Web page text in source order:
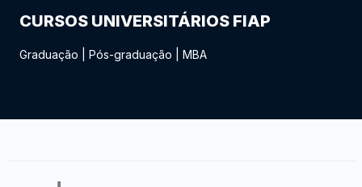
CURSOS UNIVERSITÁRIOS FIAP
Graduação Pós-graduação MBA